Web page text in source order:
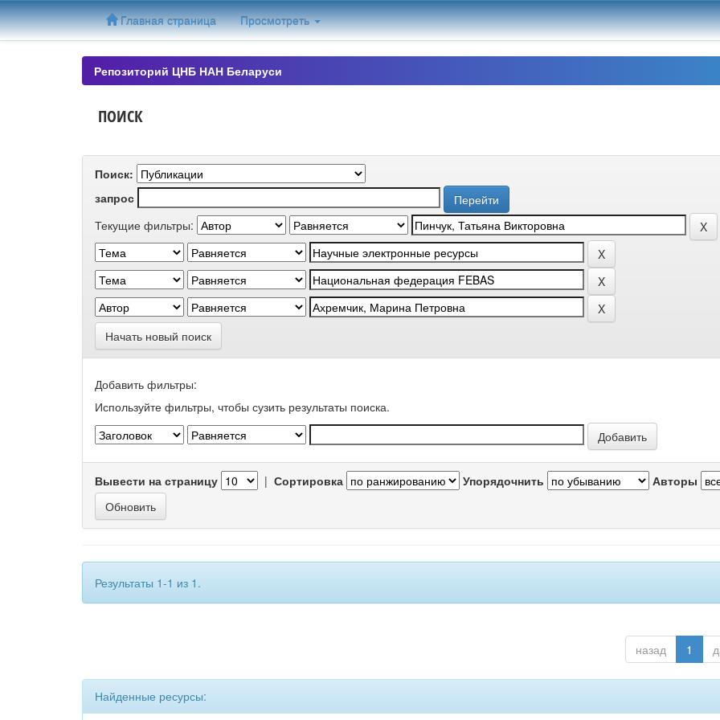
Skip
navigation
Главная страница Просмотреть
Репозиторий ЦНБ НАН Беларуси
ПОИСК
Поиск:
запрос
Текущие фильтры:
Начать новый поиск
Добавить фильтры:
Используйте фильтры, чтобы сузить результаты поиска.
Вывести на страницу | Сортировка Упорядочнить Авторы
Результаты 1-1 из 1.
назад 1
Найденные ресурсы: